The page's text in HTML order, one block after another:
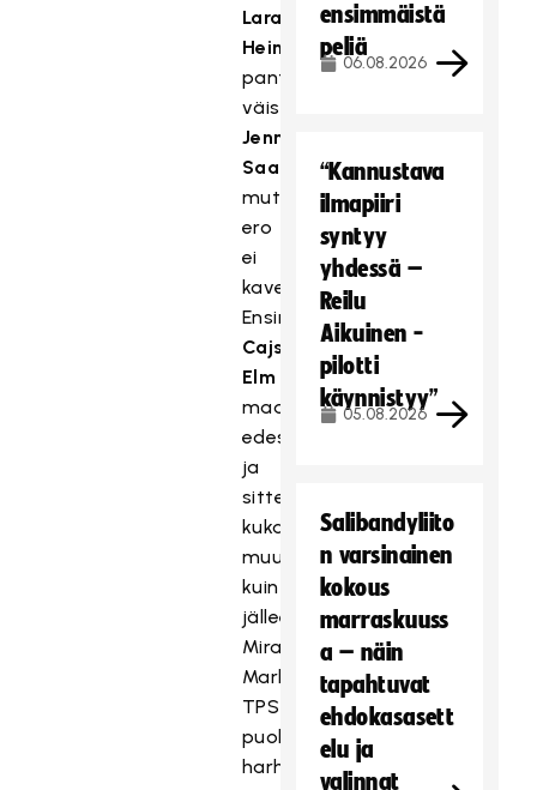
Lara
Heinin
pantteriloikan
väistänyt
Jenna
Saario
mutta
ero
ei
kaventunut.
Ensin
Cajsa
Elm
maalin
edestä
ja
sitten
kukapa
muu
kuin
jälleen
Mira
Markström
TPS-
puolustuksen
harhasyötöstä
ensimmäistä
peliä
06.08.2026
“Kannustava
ilmapiiri
syntyy
yhdessä –
Reilu
Aikuinen -
pilotti
käynnistyy”
05.08.2026
Salibandyliito
n varsinainen
kokous
marraskuuss
a – näin
tapahtuvat
ehdokasasett
elu ja
valinnat